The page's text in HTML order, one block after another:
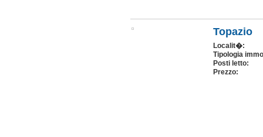
Topazio
Localit�:
Tipologia
Posti letto:
Prezzo: